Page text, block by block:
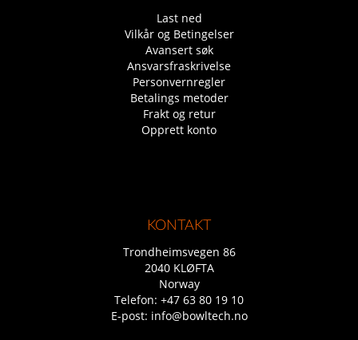
Last ned
Vilkår og Betingelser
Avansert søk
Ansvarsfraskrivelse
Personvernregler
Betalings metoder
Frakt og retur
Opprett konto
KONTAKT
Trondheimsvegen 86
2040 KLØFTA
Norway
Telefon: +47 63 80 19 10
E-post: info@bowltech.no